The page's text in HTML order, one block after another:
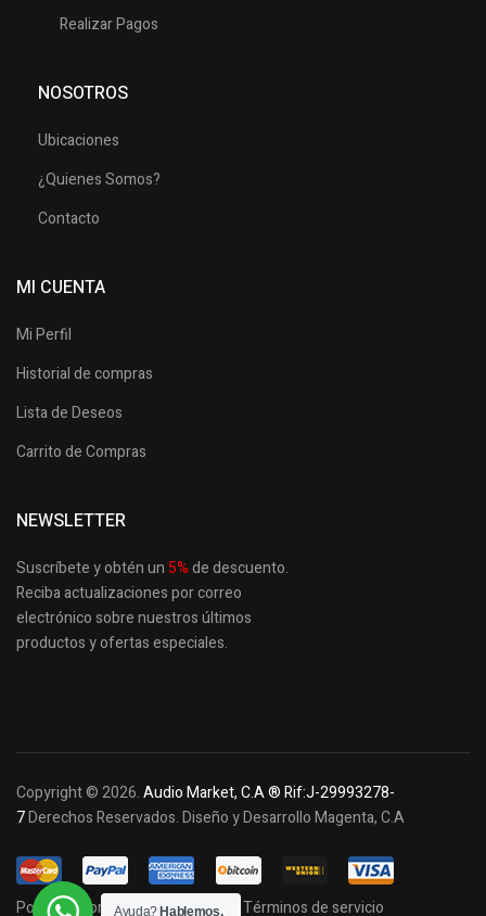
Realizar Pagos
NOSOTROS
Ubicaciones
¿Quienes Somos?
Contacto
MI CUENTA
Mi Perfil
Historial de compras
Lista de Deseos
Carrito de Compras
NEWSLETTER
Suscríbete y obtén un 5%de descuento.
Reciba actualizaciones por correo
electrónico sobre nuestros últimos
productosy ofertas especiales.
Copyright © 2026.Audio Market, C.A ® Rif:J-29993278-
7Derechos Reservados. Diseño y Desarrollo Magenta, C.A
Política de privacidad y cookies Términos de servicio
Ayuda? Hablemos.